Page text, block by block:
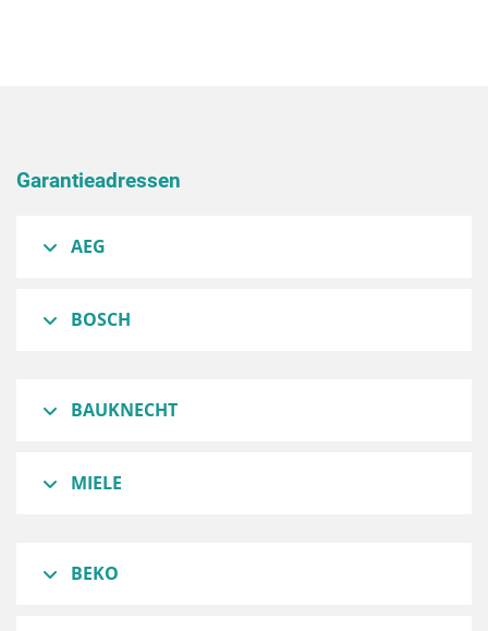
Garantieadressen
AEG
BOSCH
BAUKNECHT
MIELE
BEKO